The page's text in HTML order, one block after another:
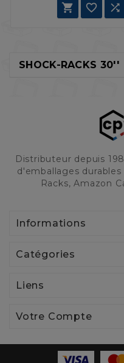
  
SHOCK-RACKS 30''
Distributeur depuis
d'emballages
Racks, Amazon
Informations
Catégories
Liens
Votre Compte